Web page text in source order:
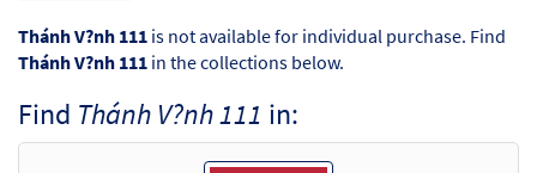
Thánh V?nh 111 is not available for individual purchase. Find
Thánh V?nh 111 in the collections below.
Find Thánh V?nh 111 in: